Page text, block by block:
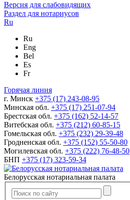
Версия для слабовидящих
Раздел для нотариусов
Ru
Ru
Eng
Bel
Es
Fr
Горячая линия
г. Минск +375 (17) 243-08-95
Минская обл. +375 (17) 251-07-94
Брестская обл. +375 (162) 52-14-57
Витебская обл. +375 (212) 60-85-15
Гомельская обл. +375 (232) 29-39-48
Гродненская обл. +375 (152) 55-50-80
Могилевская обл. +375 (222) 76-48-50
БНП +375 (17) 323-59-34
Белорусская нотариальная палата